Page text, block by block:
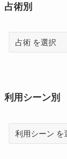
占術別
術
利用シーン別
利
用